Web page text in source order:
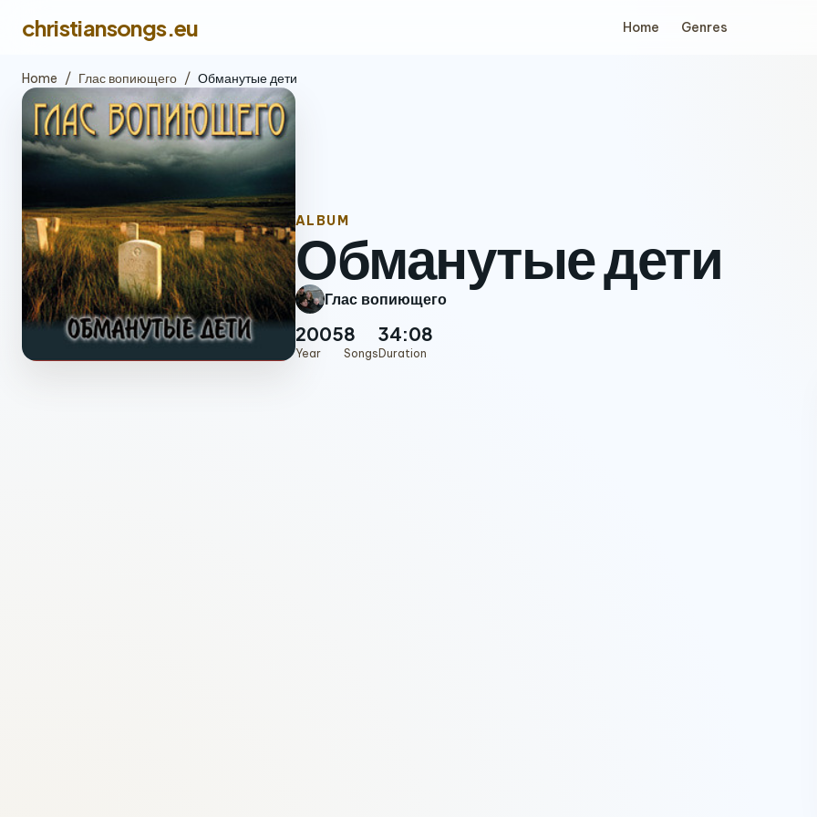
christiansongs.eu Home Genres
Home / Глас вопиющего / Обманутые дети
ALBUM
Обманутые дети
Глас вопиющего
2005
Year
8
Songs
34:08
Duration